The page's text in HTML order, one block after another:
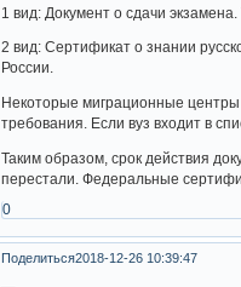
1 вид: Документ о сдачи
2 вид: Сертификат о знании
России.
Некоторые миграционные
требования. Если вуз входит в
Таким образом, срок действия
перестали. Федеральные
0
Поделиться2018-12-26 10:39:47